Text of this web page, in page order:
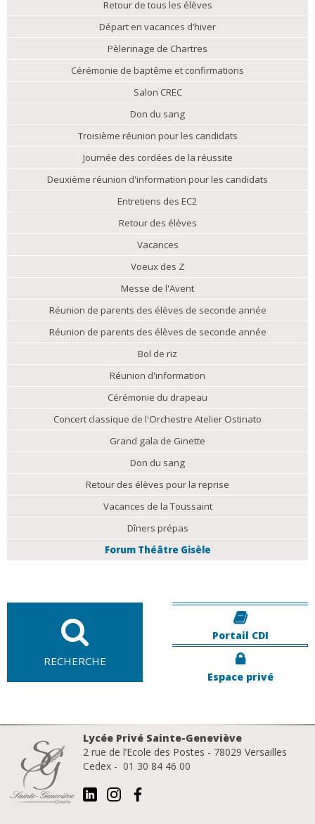
Retour de tous les élèves
Départ en vacances d’hiver
Pèlerinage de Chartres
Cérémonie de baptême et confirmations
Salon CREC
Don du sang
Troisième réunion pour les candidats
Journée des cordées de la réussite
Deuxième réunion d'information pour les candidats
Entretiens des EC2
Retour des élèves
Vacances
Voeux des Z
Messe de l'Avent
Réunion de parents des élèves de seconde année
Réunion de parents des élèves de seconde année
Bol de riz
Réunion d'information
Cérémonie du drapeau
Concert classique de l'Orchestre Atelier Ostinato
Grand gala de Ginette
Don du sang
Retour des élèves pour la reprise
Vacances de la Toussaint
Dîners prépas
Forum Théâtre Gisèle
RECHERCHE
Portail CDI
Espace privé
Lycée Privé Sainte-Geneviève
2 rue de l’Ecole des Postes - 78029 Versailles
Cedex - 01 30 84 46 00